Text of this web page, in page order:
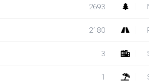
2693
2180
3
1